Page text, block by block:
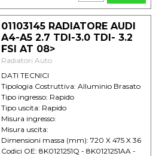
AUDI A6 IV (11) 3.0 TFSI DAL 2011 AL --
AUDI A7 (10) 2.8 FSI DAL 2010 AL --
CLIMA: + CAMBIO: M
AUDI A7 (10) 3.0 TDI DAL 2010 AL --
CLIMA: + CAMBIO: M
AUDI A7 (10) 3.0 TFSI DAL 2010 AL --
CLIMA: + CAMBIO: M
AUDI Q5 (08) 3.2 FSI DAL 2008 AL --
CLIMA: +/- CAMBIO: M
01103145 RADIATORE AUDI
A4-A5 2.7 TDI-3.0 TDI- 3.2
FSI AT 08>
Radiatori Auto
DATI TECNICI
Tipologia Costruttiva: Alluminio Brasato
Tipo ingresso: Rapido
Tipo uscita: Rapido
Misura ingresso:
Misura uscita:
Dimensioni massa (mm): 720 X 475 X 36
Codici OE: 8K0121251Q - 8K0121251AA -